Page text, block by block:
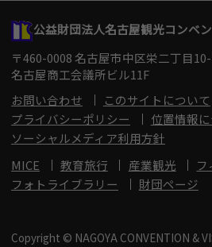
公益財団法人名古屋観光コンベ
〒460-0008 名古屋市中区栄二丁目
名古屋商工会議所ビル11F
お問い合わせ
このサイトについて
プライバシーポリシー
位置情報
ソーシャルメディア利用方針
MICE
教育旅行 産業観光
フォトライブラリー
財団ページ
Copyright © NAGOYA CONVENTION &